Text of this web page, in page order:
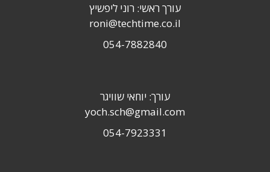
עורך ראשי: רוני ליפשיץ
roni@techtime.co.il
054-7882840
עורך: יוחאי שוויגר
yoch.sch@gmail.com
054-7923331